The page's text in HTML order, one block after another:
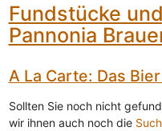
Fundstücke
Pannonia
A La Carte: Das
Sollten Sie noch nicht
wir ihnen auch noch die